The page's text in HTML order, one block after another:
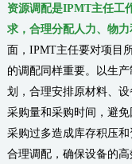
资源调配是IPMT主任工
求，合理分配人力、物力
面，IPMT主任要对项目
的调配同样重要。以生
划，合理安排原材料、
采购量和采购时间，避
采购过多造成库存积压
合理调配，确保设备的高